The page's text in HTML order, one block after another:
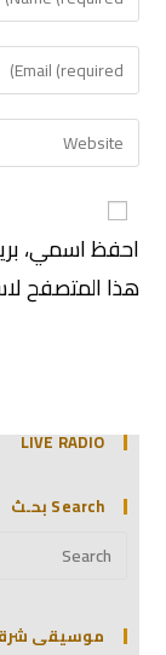
احفظ اسمي،
هذا المتصفح
LIVE RADIO
Search بحـث
موسيقى